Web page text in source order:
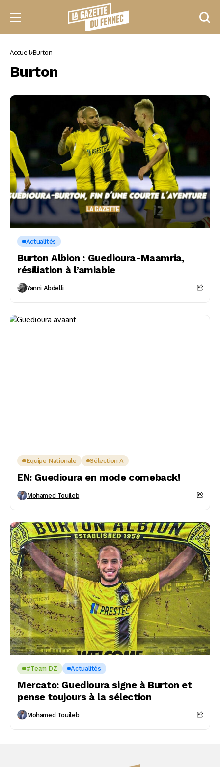
Accueil Burton
Burton
Actualités
Burton Albion : Guedioura-Maamria,
résiliation à l’amiable
Yanni Abdelli
Equipe Nationale Sélection A
EN: Guedioura en mode comeback!
Mohamed Touileb
#Team DZ Actualités
Mercato: Guedioura signe à Burton et
pense toujours à la sélection
Mohamed Touileb